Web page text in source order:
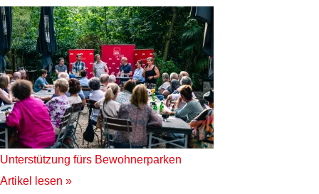
Unterstützung fürs Bewohnerparken
Artikel lesen »